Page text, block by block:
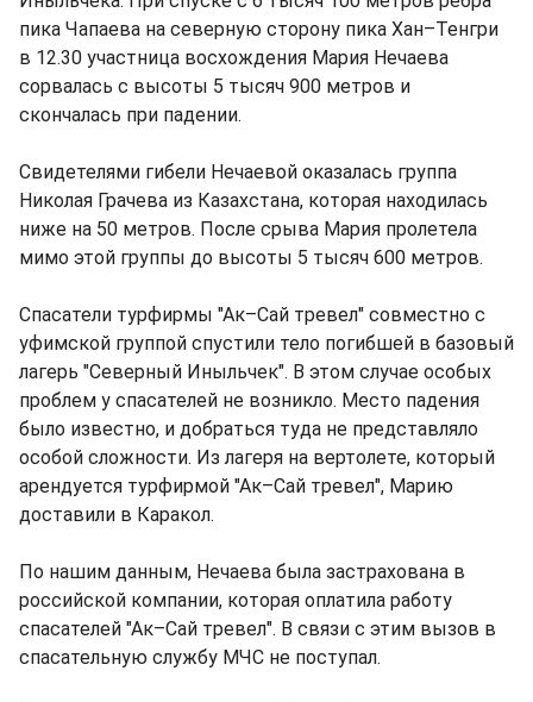
пика Чапаева на северную сторону пика Хан–Тенгри
в 12.30 участница восхождения Мария Нечаева
сорвалась с высоты 5 тысяч 900 метров и
скончалась при падении.
Свидетелями гибели Нечаевой оказалась группа
Николая Грачева из Казахстана, которая находилась
ниже на 50 метров. После срыва Мария пролетела
мимо этой группы до высоты 5 тысяч 600 метров.
Спасатели турфирмы "Ак–Сай тревел" совместно с
уфимской группой спустили тело погибшей в базовый
лагерь "Северный Иныльчек". В этом случае особых
проблем у спасателей не возникло. Место падения
было известно, и добраться туда не представляло
особой сложности. Из лагеря на вертолете, который
арендуется турфирмой "Ак–Сай тревел", Марию
доставили в Каракол.
По нашим данным, Нечаева была застрахована в
российской компании, которая оплатила работу
спасателей "Ак–Сай тревел". В связи с этим вызов в
спасательную службу МЧС не поступал.